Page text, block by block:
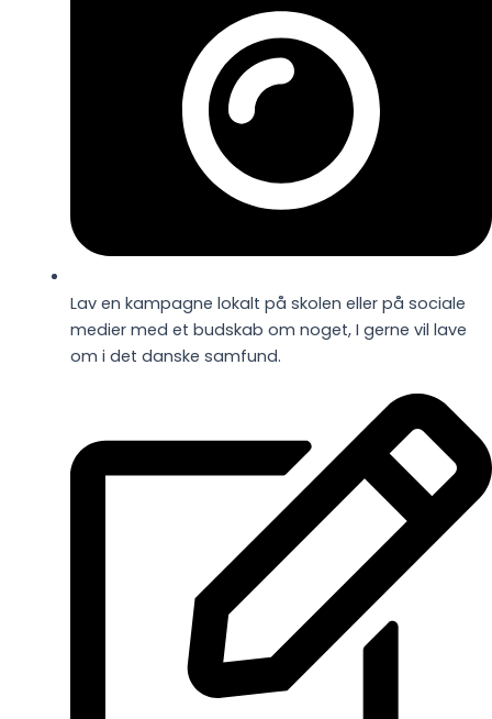
Lav en kampagne lokalt på skolen eller på sociale
medier med et budskab om noget, I gerne vil lave
om i det danske samfund.